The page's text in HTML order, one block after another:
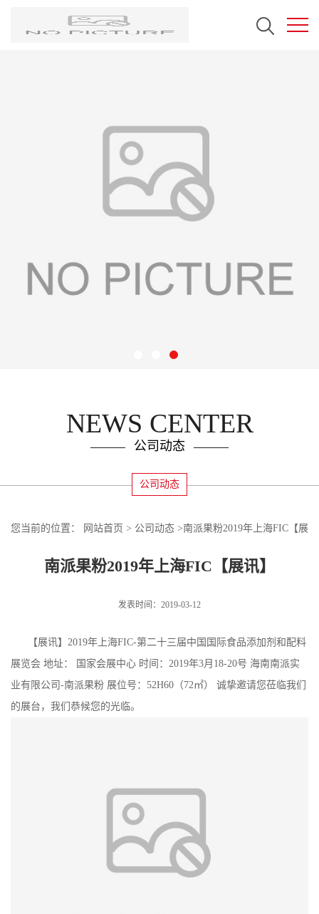
NEWS CENTER
公司动态
公司动态
您当前的位置： 网站首页 > 公司动态 >南派果粉2019年上海FIC【展
南派果粉2019年上海FIC【展讯】
发表时间：2019-03-12
【展讯】2019年上海FIC-第二十三届中国国际食品添加剂和配料
展览会 地址： 国家会展中心 时间：2019年3月18-20号 海南南派实
业有限公司-南派果粉 展位号：52H60（72㎡） 诚挚邀请您莅临我们
的展台，我们恭候您的光临。